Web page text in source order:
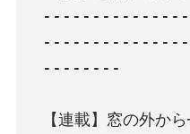
--------
【連載】窓の外か